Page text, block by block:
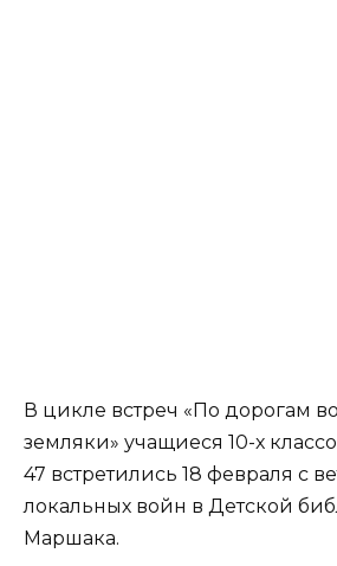
В цикле встреч «По дорогам
земляки» учащиеся 10-х
47 встретились 18 февраля с
локальных войн в Детской
Маршака.